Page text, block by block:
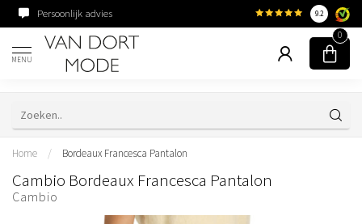
Persoonlijk advies Familiebedrijf sinds
9.2
MENU
0
Home / Bordeaux Francesca Pantalon
Cambio Bordeaux Francesca Pantalon
Cambio